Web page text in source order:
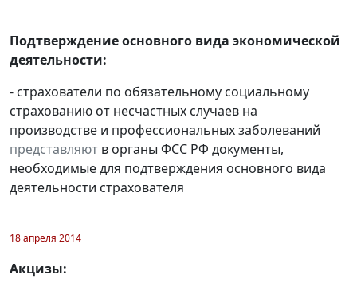
Подтверждение основного вида экономической
деятельности:
- страхователи по обязательному социальному
страхованию от несчастных случаев на
производстве и профессиональных заболеваний
представляют в органы ФСС РФ документы,
необходимые для подтверждения основного вида
деятельности страхователя
18 апреля 2014
Акцизы: